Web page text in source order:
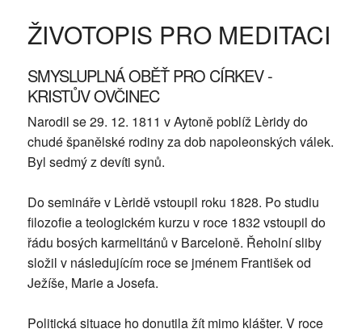
ŽIVOTOPIS PRO MEDITACI
SMYSLUPLNÁ OBĚŤ PRO CÍRKEV -
KRISTŮV OVČINEC
Narodil se 29. 12. 1811 v Aytoně poblíž Lèridy do
chudé španělské rodiny za dob napoleonských válek.
Byl sedmý z devíti synů.
Do semináře v Lèridě vstoupil roku 1828. Po studiu
filozofie a teologickém kurzu v roce 1832 vstoupil do
řádu bosých karmelitánů v Barceloně. Řeholní sliby
složil v následujícím roce se jménem František od
Ježíše, Marie a Josefa.
Politická situace ho donutila žít mimo klášter. V roce